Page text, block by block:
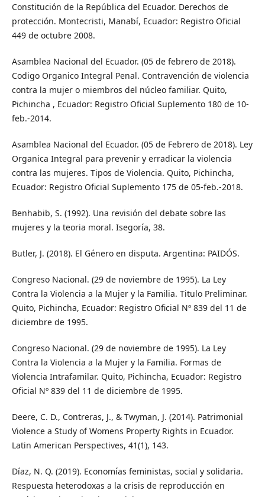
Constitución de la República del Ecuador. Derechos de
protección. Montecristi, Manabí, Ecuador: Registro Oficial
449 de octubre 2008.
Asamblea Nacional del Ecuador. (05 de febrero de 2018).
Codigo Organico Integral Penal. Contravención de violencia
contra la mujer o miembros del núcleo familiar. Quito,
Pichincha , Ecuador: Registro Oficial Suplemento 180 de 10-
feb.-2014.
Asamblea Nacional del Ecuador. (05 de Febrero de 2018). Ley
Organica Integral para prevenir y erradicar la violencia
contra las mujeres. Tipos de Violencia. Quito, Pichincha,
Ecuador: Registro Oficial Suplemento 175 de 05-feb.-2018.
Benhabib, S. (1992). Una revisión del debate sobre las
mujeres y la teoria moral. Isegoría, 38.
Butler, J. (2018). El Género en disputa. Argentina: PAIDÓS.
Congreso Nacional. (29 de noviembre de 1995). La Ley
Contra la Violencia a la Mujer y la Familia. Titulo Preliminar.
Quito, Pichincha, Ecuador: Registro Oficial Nº 839 del 11 de
diciembre de 1995.
Congreso Nacional. (29 de noviembre de 1995). La Ley
Contra la Violencia a la Mujer y la Familia. Formas de
Violencia Intrafamilar. Quito, Pichincha, Ecuador: Registro
Oficial Nº 839 del 11 de diciembre de 1995.
Deere, C. D., Contreras, J., & Twyman, J. (2014). Patrimonial
Violence a Study of Womens Property Rights in Ecuador.
Latin American Perspectives, 41(1), 143.
Díaz, N. Q. (2019). Economías feministas, social y solidaria.
Respuesta heterodoxas a la crisis de reproducción en